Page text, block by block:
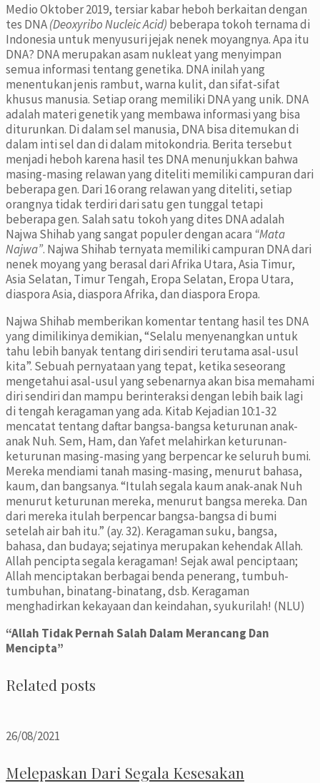
Medio Oktober 2019, tersiar kabar heboh berkaitan dengan
tes DNA(Deoxyribo Nucleic Acid) beberapa tokoh ternama di
Indonesia untuk menyusuri jejak nenek moyangnya. Apa itu
DNA? DNA merupakan asam nukleat yang menyimpan
semua informasi tentang genetika. DNA inilah yang
menentukan jenis rambut, warna kulit, dan sifat-sifat
khusus manusia. Setiap orang memiliki DNA yang unik. DNA
adalah materi genetik yang membawa informasi yang bisa
diturunkan. Di dalam sel manusia, DNA bisa ditemukan di
dalam inti sel dan di dalam mitokondria. Berita tersebut
menjadi heboh karena hasil tes DNA menunjukkan bahwa
masing-masing relawan yang diteliti memiliki campuran dari
beberapa gen. Dari 16 orang relawan yang diteliti, setiap
orangnya tidak terdiri dari satu gen tunggal tetapi
beberapa gen. Salah satu tokoh yang dites DNA adalah
Najwa Shihab yang sangat populer dengan acara “Mata
Najwa”. Najwa Shihab ternyata memiliki campuran DNA dari
nenek moyang yang berasal dari Afrika Utara, Asia Timur,
Asia Selatan, Timur Tengah, Eropa Selatan, Eropa Utara,
diaspora Asia, diaspora Afrika, dan diaspora Eropa.
Najwa Shihab memberikan komentar tentang hasil tes DNA
yang dimilikinya demikian, “Selalu menyenangkan untuk
tahu lebih banyak tentang diri sendiri terutama asal-usul
kita”. Sebuah pernyataan yang tepat, ketika seseorang
mengetahui asal-usul yang sebenarnya akan bisa memahami
diri sendiri dan mampu berinteraksi dengan lebih baik lagi
di tengah keragaman yang ada. Kitab Kejadian 10:1-32
mencatat tentang daftar bangsa-bangsa keturunan anak-
anak Nuh. Sem, Ham, dan Yafet melahirkan keturunan-
keturunan masing-masing yang berpencar ke seluruh bumi.
Mereka mendiami tanah masing-masing, menurut bahasa,
kaum, dan bangsanya. “Itulah segala kaum anak-anak Nuh
menurut keturunan mereka, menurut bangsa mereka. Dan
dari mereka itulah berpencar bangsa-bangsa di bumi
setelah air bah itu.” (ay. 32). Keragaman suku, bangsa,
bahasa, dan budaya; sejatinya merupakan kehendak Allah.
Allah pencipta segala keragaman! Sejak awal penciptaan;
Allah menciptakan berbagai benda penerang, tumbuh-
tumbuhan, binatang-binatang, dsb. Keragaman
menghadirkan kekayaan dan keindahan, syukurilah! (NLU)
“Allah Tidak Pernah Salah Dalam Merancang Dan
Mencipta”
Related posts
26/08/2021
Melepaskan Dari Segala Kesesakan